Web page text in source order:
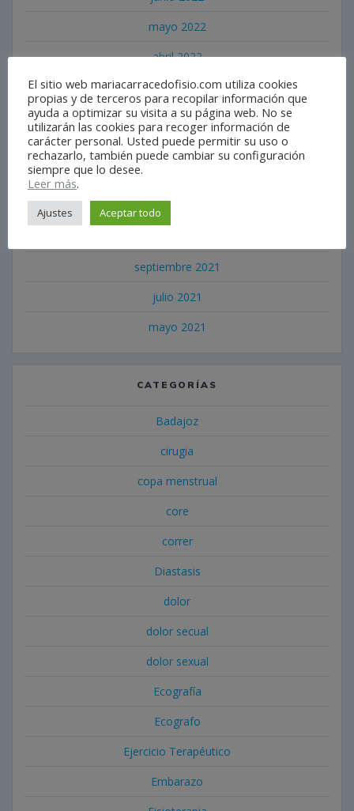
mayo 2022
abril 2022
marzo 2022
febrero 2022
enero 2022
diciembre 2021
noviembre 2021
septiembre 2021
julio 2021
mayo 2021
CATEGORÍAS
Badajoz
cirugia
copa menstrual
core
correr
Diastasis
dolor
dolor secual
dolor sexual
Ecografía
Ecografo
Ejercicio Terapéutico
Embarazo
El sitio web mariacarracedofisio.com utiliza cookies
propias y de terceros para recopilar información que
ayuda a optimizar su visita a su página web. No se
utilizarán las cookies para recoger información de
carácter personal. Usted puede permitir su uso o
rechazarlo, también puede cambiar su configuración
siempre que lo desee.
Leer más.
Ajustes Aceptar todo